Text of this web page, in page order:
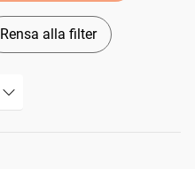
Rensa alla filter